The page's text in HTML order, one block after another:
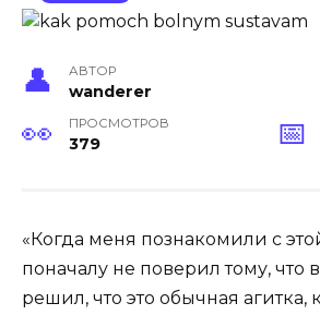
АВТОР
wanderer
ПРОСМОТРОВ
379
«Когда меня познакомили с
поначалу не поверил тому, что
решил, что это обычная агитка,